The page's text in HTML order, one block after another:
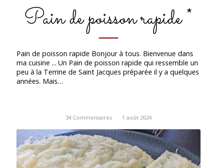
Pain de poisson rapide *
Pain de poisson rapide Bonjour à tous. Bienvenue dans
ma cuisine ... Un Pain de poisson rapide qui ressemble un
peu à la Terrine de Saint Jacques préparée il y a quelques
années. Mais…
34 Commentaires
/ 1 août 2024